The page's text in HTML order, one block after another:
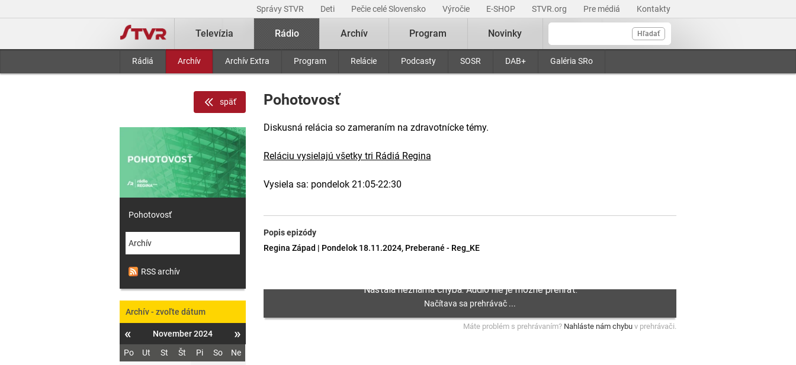
Správy STVR Deti Pečie celé Slovensko Výročie E-SHOP STVR.org Pre médiá Kontakty
Hľadať
Televízia Rádio
Rádiá Archív Archív Extra Program Relácie Podcasty SOSR DAB+ Galéria SRo
Archív Program Novinky
Pohotovosť
Diskusná relácia so zameraním na zdravotnícke témy.
Reláciu vysielajú všetky tri Rádiá Regina
Vysiela sa: pondelok 21:05-22:30
Popis epizódy
Regina Západ | Pondelok 18.11.2024, Preberané - Reg_KE
Máte problém s prehrávaním? Nahláste nám chybu v prehrávači.
späť
Pohotovosť
Archív
RSS archív
Archív - zvoľte dátum
« November 2024 »
Po Ut St Št Pi So
Ne